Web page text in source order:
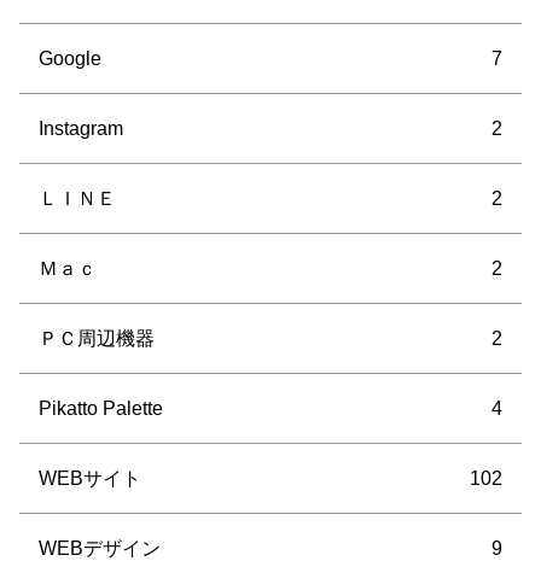
Google 7
Instagram 2
ＬＩＮＥ 2
Ｍａｃ 2
ＰＣ周辺機器 2
Pikatto Palette 4
WEBサイト 102
WEBデザイン 9